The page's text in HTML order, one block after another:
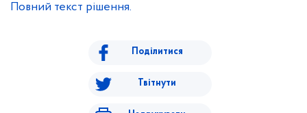
Повний текст рішення.
Поділитися
Твітнути